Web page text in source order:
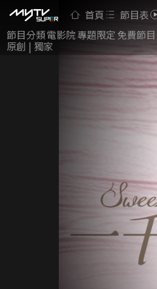
首頁 節目表
節目分類電影院專題限定 免費節目
原創 | 獨家